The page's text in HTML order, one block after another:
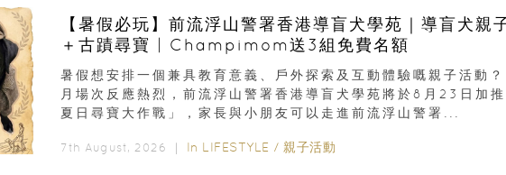
【暑假必玩】前流浮山警署香港導盲犬學苑｜導盲犬親
＋古蹟尋寶 | Champimom送3組免費名額
暑假想安排一個兼具教育意義、戶外探索及互動體驗嘅親子活動
月場次反應熱烈，前流浮山警署香港導盲犬學苑將於8月23日加
夏日尋寶大作戰」，家長與小朋友可以走進前流浮山警署...
7th August, 2026 ｜ In LIFESTYLE / 親子活動